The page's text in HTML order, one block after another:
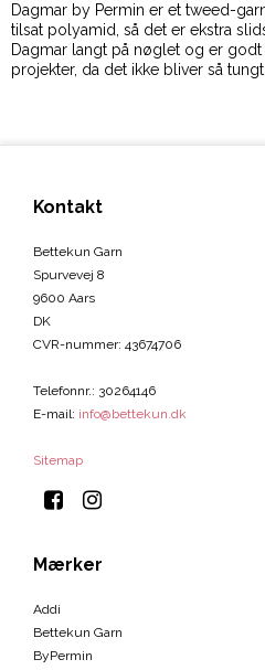
Dagmar by Permin er et tweed-
tilsat polyamid, så det er ekstra
Dagmar langt på nøglet og er
projekter, da det ikke bliver så
Kontakt
Bettekun Garn
Spurvevej 8
9600 Aars
DK
CVR-nummer: 43674706
Telefonnr.: 30264146
E-mail: info@bettekun.dk
Sitemap
Mærker
Addi
Bettekun Garn
ByPermin